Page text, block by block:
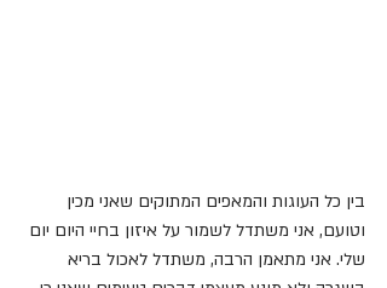
בין כל העוגות והמאפים המתוקים שאני מכין
וטועם, אני משתדל לשמור על איזון בחיי היום יום
שלי. אני מתאמן הרבה, משתדל לאכול בריא